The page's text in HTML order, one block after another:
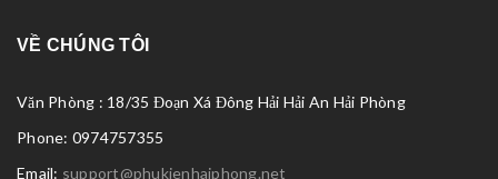
VỀ CHÚNG TÔI
Văn Phòng : 18/35 Đoạn Xá Đông Hải Hải An Hải Phòng
Phone: 0974757355
Email: support@phukienhaiphong.net